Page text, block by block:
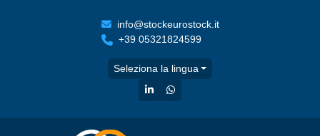
info@stockeurostock.it
+39 05321824599
Seleziona la lingua
linkedinwhatsapp